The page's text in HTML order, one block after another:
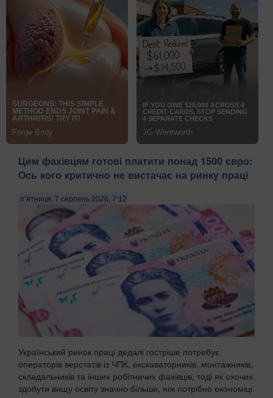
Цим фахівцям готові платити понад 1500 євро:
Ось кого критично не вистачає на ринку праці
п’ятниця, 7 серпень 2026, 7:12
Український ринок праці дедалі гостріше потребує
операторів верстатів із ЧПК, екскаваторників, монтажників,
складальників та інших робітничих фахівців, тоді як охочих
здобути вищу освіту значно більше, ніж потрібно економіці.